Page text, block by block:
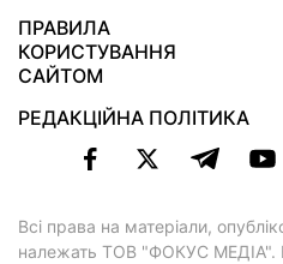
ПРАВИЛА
КОРИСТУВАННЯ
САЙТОМ
РЕДАКЦІЙНА ПОЛІТИКА
Всі права на матеріали,
належать ТОВ "ФОКУС МЕДІА".